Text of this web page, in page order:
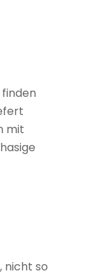
mit
nicht so